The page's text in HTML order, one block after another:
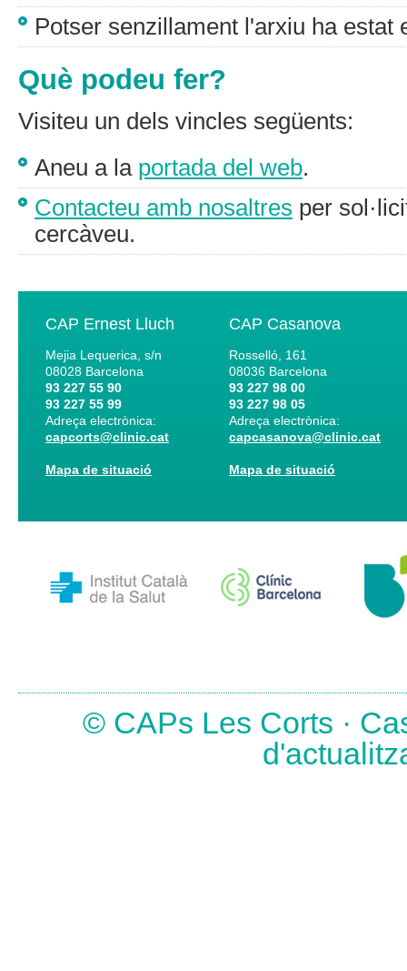
Potser senzillament l'arxiu ha estat
Què podeu fer?
Visiteu un dels vincles següents:
Aneu a la portada del web.
Contacteu amb nosaltres per
cercàveu.
CAP Ernest Lluch
Mejia Lequerica, s/n
08028 Barcelona
93 227 55 90
93 227 55 99
Adreça electrònica:
capcorts@clinic.cat
Mapa de situació
CAP Casanova
Rosselló, 161
08036 Barcelona
93 227 98 00
93 227 98 05
Adreça electrònica:
capcasanova@clinic.cat
Mapa de situació
© CAPs Les Corts ·